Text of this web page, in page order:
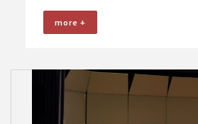
more +